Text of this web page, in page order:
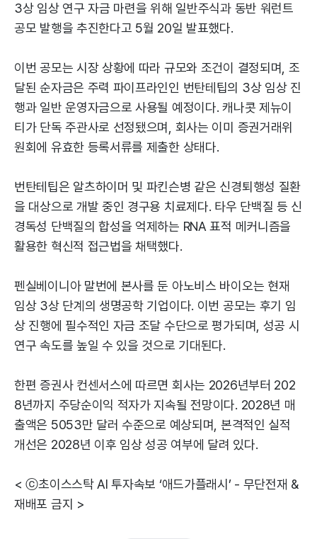
3상 임상 연구 자금 마련을 위해 일반주식과 동반 워런트
공모 발행을 추진한다고 5월 20일 발표했다.
이번 공모는 시장 상황에 따라 규모와 조건이 결정되며, 조
달된 순자금은 주력 파이프라인인 번탄테팁의 3상 임상 진
행과 일반 운영자금으로 사용될 예정이다. 캐나콧 제뉴이
티가 단독 주관사로 선정됐으며, 회사는 이미 증권거래위
원회에 유효한 등록서류를 제출한 상태다.
번탄테팁은 알츠하이머 및 파킨슨병 같은 신경퇴행성 질환
을 대상으로 개발 중인 경구용 치료제다. 타우 단백질 등 신
경독성 단백질의 합성을 억제하는 RNA 표적 메커니즘을
활용한 혁신적 접근법을 채택했다.
펜실베이니아 말번에 본사를 둔 아노비스 바이오는 현재
임상 3상 단계의 생명공학 기업이다. 이번 공모는 후기 임
상 진행에 필수적인 자금 조달 수단으로 평가되며, 성공 시
연구 속도를 높일 수 있을 것으로 기대된다.
한편 증권사 컨센서스에 따르면 회사는 2026년부터 202
8년까지 주당순이익 적자가 지속될 전망이다. 2028년 매
출액은 5053만 달러 수준으로 예상되며, 본격적인 실적
개선은 2028년 이후 임상 성공 여부에 달려 있다.
< ⓒ초이스스탁 AI 투자속보 ‘애드가플래시’ - 무단전재 &
재배포 금지 >